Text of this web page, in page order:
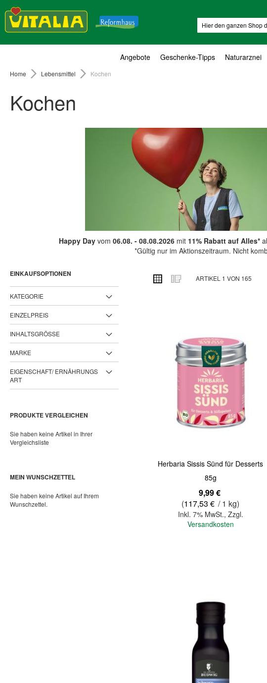
Angebote Geschenke-Tipps Naturarznei
Home Lebensmittel Kochen
Kochen
Happy Dayvom 06.08. - 08.08.2026mit 11% Rabatt auf Alles*
*Gültig nur im Aktionszeitraum. Nicht
ANSICHT
ALS
Raster ListeARTIKEL 1 VON 165
Herbaria Sissis Sünd für Desserts
85g
9,99 €
(117,53 € / 1 kg)
Inkl. 7% MwSt., Zzgl.
Versandkosten
EINKAUFSOPTIONEN
KATEGORIE
EINZELPREIS
INHALTSGRÖSSE
MARKE
EIGENSCHAFT/ ERNÄHRUNGS
ART
PRODUKTE VERGLEICHEN
Sie haben keine Artikel in Ihrer
Vergleichsliste
MEIN WUNSCHZETTEL
Sie haben keine Artikel auf Ihrem
Wunschzettel.